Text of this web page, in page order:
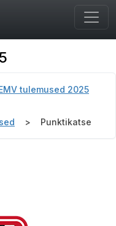
tulemused 2025
Punktikatse